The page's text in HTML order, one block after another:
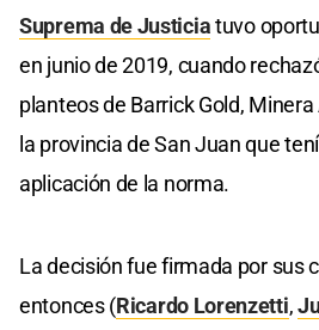
Suprema de Justiciatuvo
en junio de 2019, cuando
planteos de Barrick Gold,
la provincia de San Juan que
aplicación de la norma.
La decisión fue firmada por sus
entonces (Ricardo Lorenzetti,